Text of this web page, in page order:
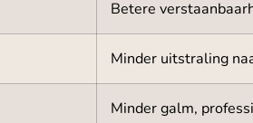
Betere
Minder uitstraling
Minder galm,